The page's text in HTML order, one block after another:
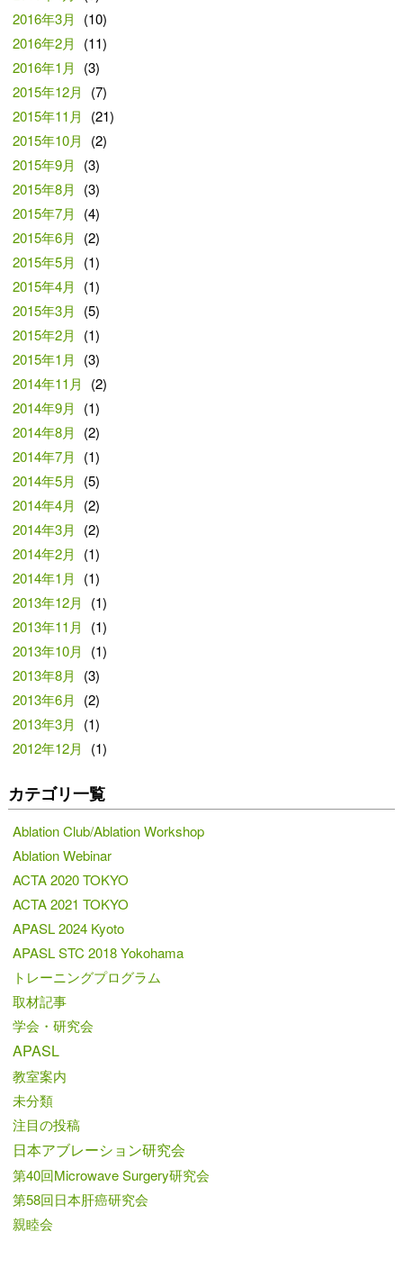
2016年3月
(10)
2016年2月
(11)
2016年1月
(3)
2015年12月
(7)
2015年11月
(21)
2015年10月
(2)
2015年9月
(3)
2015年8月
(3)
2015年7月
(4)
2015年6月
(2)
2015年5月
(1)
2015年4月
(1)
2015年3月
(5)
2015年2月
(1)
2015年1月
(3)
2014年11月
(2)
2014年9月
(1)
2014年8月
(2)
2014年7月
(1)
2014年5月
(5)
2014年4月
(2)
2014年3月
(2)
2014年2月
(1)
2014年1月
(1)
2013年12月
(1)
2013年11月
(1)
2013年10月
(1)
2013年8月
(3)
2013年6月
(2)
2013年3月
(1)
2012年12月
(1)
カテゴリ一覧
Ablation Club/Ablation Workshop
Ablation Webinar
ACTA 2020 TOKYO
ACTA 2021 TOKYO
APASL 2024 Kyoto
APASL STC 2018 Yokohama
トレーニングプログラム
取材記事
学会・研究会
APASL
教室案内
未分類
注目の投稿
日本アブレーション研究会
第40回Microwave Surgery研究会
第58回日本肝癌研究会
親睦会